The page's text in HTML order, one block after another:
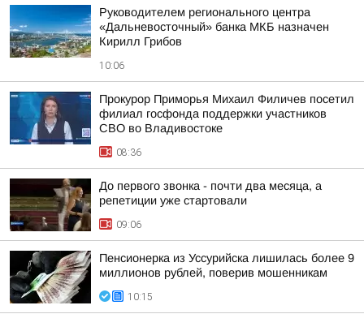
Руководителем регионального центра
«Дальневосточный» банка МКБ назначен
Кирилл Грибов
10:06
Прокурор Приморья Михаил Филичев посетил
филиал госфонда поддержки участников
СВО во Владивостоке
08:36
До первого звонка - почти два месяца, а
репетиции уже стартовали
09:06
Пенсионерка из Уссурийска лишилась более 9
миллионов рублей, поверив мошенникам
10:15